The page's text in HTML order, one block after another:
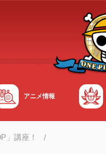
アニメ情報
」講座！